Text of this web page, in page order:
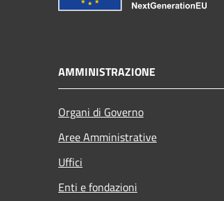
AMMINISTRAZIONE
Organi di Governo
Aree Amministrative
Uffici
Enti e fondazioni